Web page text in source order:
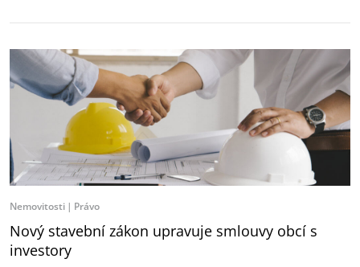
Nemovitosti Právo
Nový stavební zákon upravuje smlouvy obcí s
investory